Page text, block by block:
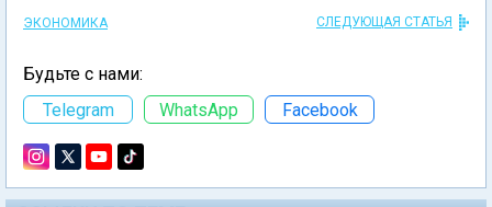
ЭКОНОМИКА СЛЕДУЮЩАЯ СТАТЬЯ
Будьте с нами:
Telegram
WhatsApp Facebook